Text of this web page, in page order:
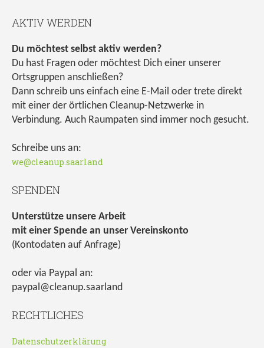
AKTIV WERDEN
Du möchtest selbst aktiv werden?
Du hast Fragen oder möchtest Dich einer unserer
Ortsgruppen anschließen?
Dann schreib uns einfach eine E-Mail oder trete direkt
mit einer der örtlichen Cleanup-Netzwerke in
Verbindung. Auch Raumpaten sind immer noch gesucht.
Schreibe uns an:
we@cleanup.saarland
SPENDEN
Unterstütze unsere Arbeit
mit einer Spende an unser Vereinskonto
(Kontodaten auf Anfrage)
oder via Paypal an:
paypal@cleanup.saarland
RECHTLICHES
Datenschutzerklärung